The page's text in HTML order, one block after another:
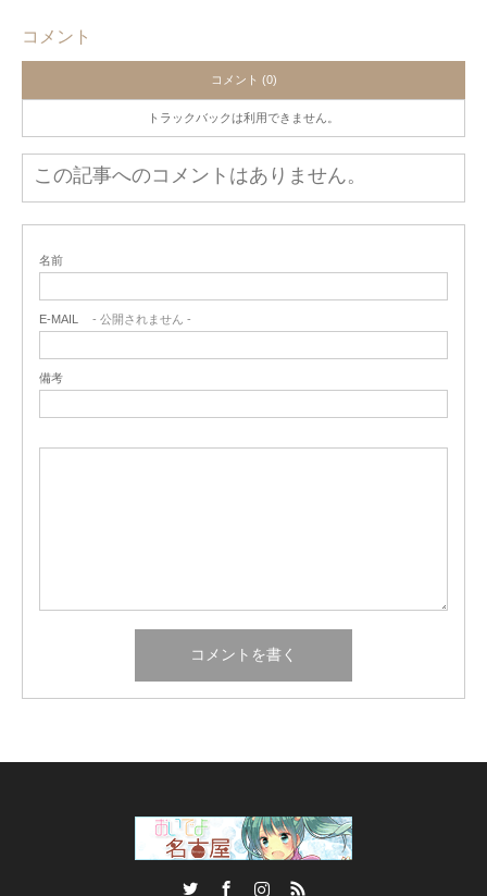
コメント
コメント (0)
トラックバックは利用できません。
この記事へのコメントはありません。
名前
E-MAIL - 公開されません -
備考
RSS